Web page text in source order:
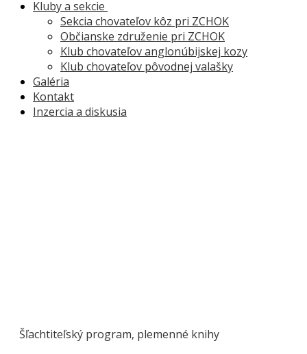
Kluby a sekcie
Sekcia chovateľov kôz pri ZCHOK
Občianske združenie pri ZCHOK
Klub chovateľov anglonúbijskej kozy
Klub chovateľov pôvodnej valašky
Galéria
Kontakt
Inzercia a diskusia
Šľachtiteľský program, plemenné knihy